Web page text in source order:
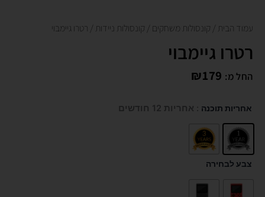
עמוד הבית / קונסולות משחקים / קונסולות ניידות / רטרו גיימבוי
רטרו גיימבוי
החל מ: ₪179
אחריות תוכנה : אחריות 12 חודשים
צבע לבחירה
כמות
רטרו
גיימבוי